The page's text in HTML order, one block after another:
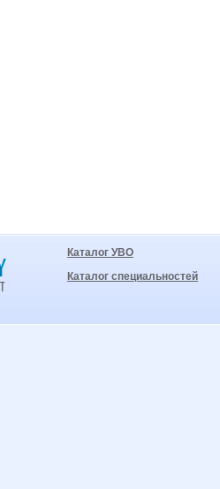
Каталог УВО
Каталог специальностей